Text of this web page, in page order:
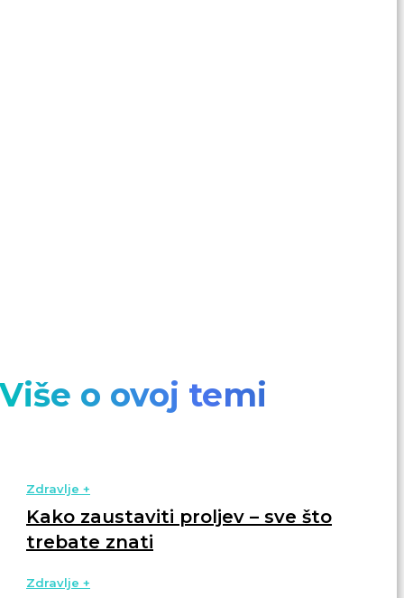
Više o ovoj temi
Zdravlje +
Kako zaustaviti proljev – sve što
trebate znati
Zdravlje +